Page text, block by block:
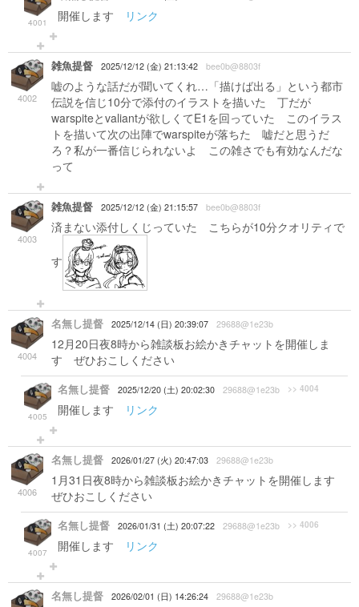
4001 開催します リンク
4002
雑魚提督 2025/12/12 (金) 21:13:42 bee0b@8803f
嘘のような話だが聞いてくれ…「描けば出る」という都市
伝説を信じ10分で添付のイラストを描いた 丁だが
warspiteとvaliantが欲しくてE1を回っていた このイラス
トを描いて次の出陣でwarspiteが落ちた 嘘だと思うだ
ろ？私が一番信じられないよ この雑さでも有効なんだな
って
4003
雑魚提督 2025/12/12 (金) 21:15:57 bee0b@8803f
済まない添付しくじっていた こちらが10分クオリティで
す
4004
名無し提督 2025/12/14 (日) 20:39:07 29688@1e23b
12月20日夜8時から雑談板お絵かきチャットを開催しま
す ぜひおこしください
4005
名無し提督 2025/12/20 (土) 20:02:30 29688@1e23b >> 4004
開催します リンク
4006
名無し提督 2026/01/27 (火) 20:47:03 29688@1e23b
1月31日夜8時から雑談板お絵かきチャットを開催します
ぜひおこしください
4007
名無し提督 2026/01/31 (土) 20:07:22 29688@1e23b >> 4006
開催します リンク
名無し提督 2026/02/01 (日) 14:26:24 29688@1e23b